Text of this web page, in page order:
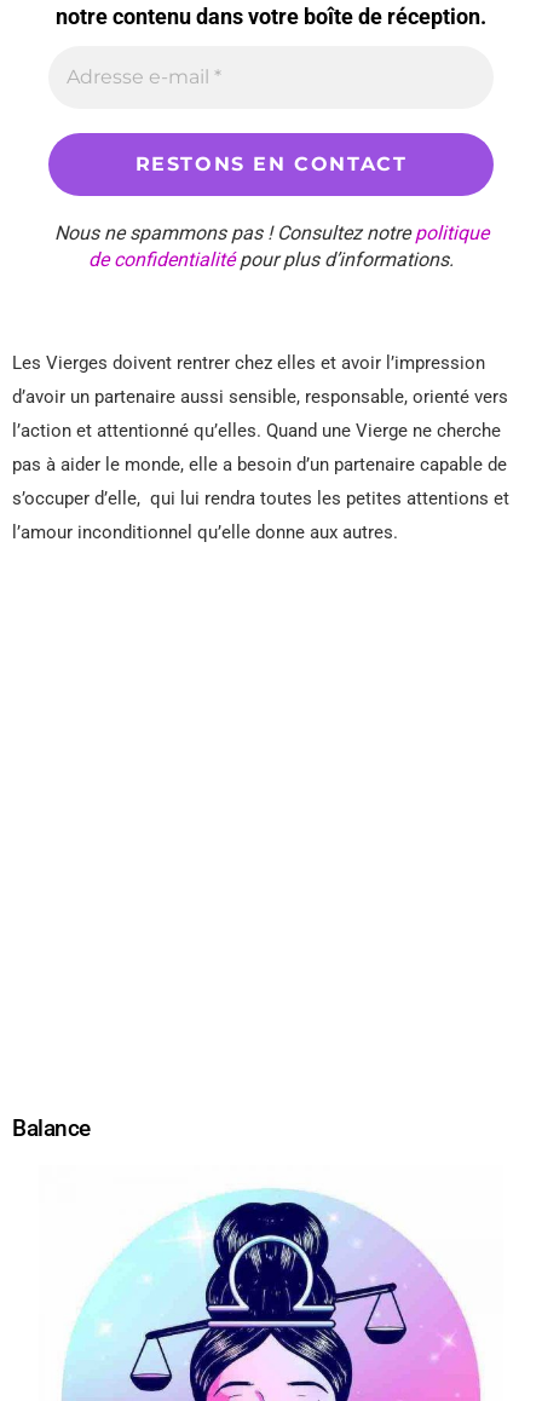
notre contenu dans votre boîte de réception.
Nous ne spammons pas ! Consultez notrepolitique
de confidentialitépour plus d’informations.
Les Vierges doivent rentrer chez elles et avoir l’impression
d’avoir un partenaire aussi sensible, responsable, orienté vers
l’action et attentionné qu’elles. Quand une Vierge ne cherche
pas à aider le monde, elle a besoin d’un partenaire capable de
s’occuper d’elle, qui lui rendra toutes les petites attentions et
l’amour inconditionnel qu’elle donne aux autres.
Balance